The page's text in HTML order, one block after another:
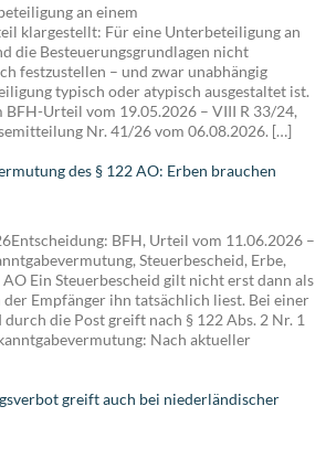
an einem
klargestellt: Für eine Unterbeteiligung an
die Besteuerungsgrundlagen nicht
festzustellen – und zwar unabhängig
typisch oder atypisch ausgestaltet ist.
BFH-Urteil vom 19.05.2026 – VIII R 33/24,
Nr. 41/26 vom 06.08.2026. […]
des § 122 AO: Erben brauchen
BFH, Urteil vom 11.06.2026 –
Steuerbescheid, Erbe,
Ein Steuerbescheid gilt nicht erst dann als
der Empfänger ihn tatsächlich liest. Bei einer
die Post greift nach § 122 Abs. 2 Nr. 1
Nach aktueller
greift auch bei niederländischer